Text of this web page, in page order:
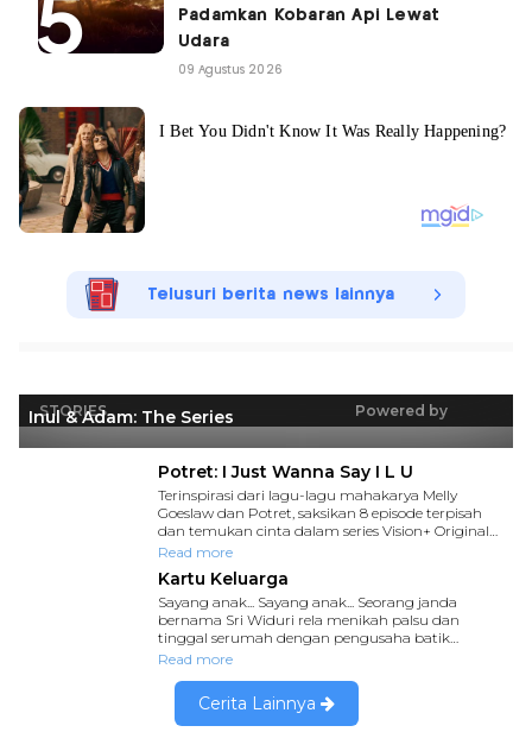
Padamkan Kobaran Api Lewat
Udara
09 Agustus 2026
Telusuri berita news lainnya